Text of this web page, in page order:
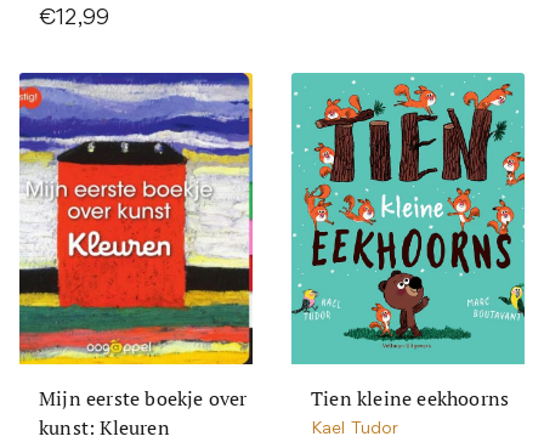
€12,99
Mijn eerste boekje over
kunst: Kleuren
Tien kleine eekhoorns
Kael Tudor